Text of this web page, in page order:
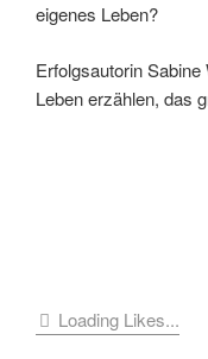
eigenes Leben?
Erfolgsautorin
Leben erzählen, das
Loading Likes...